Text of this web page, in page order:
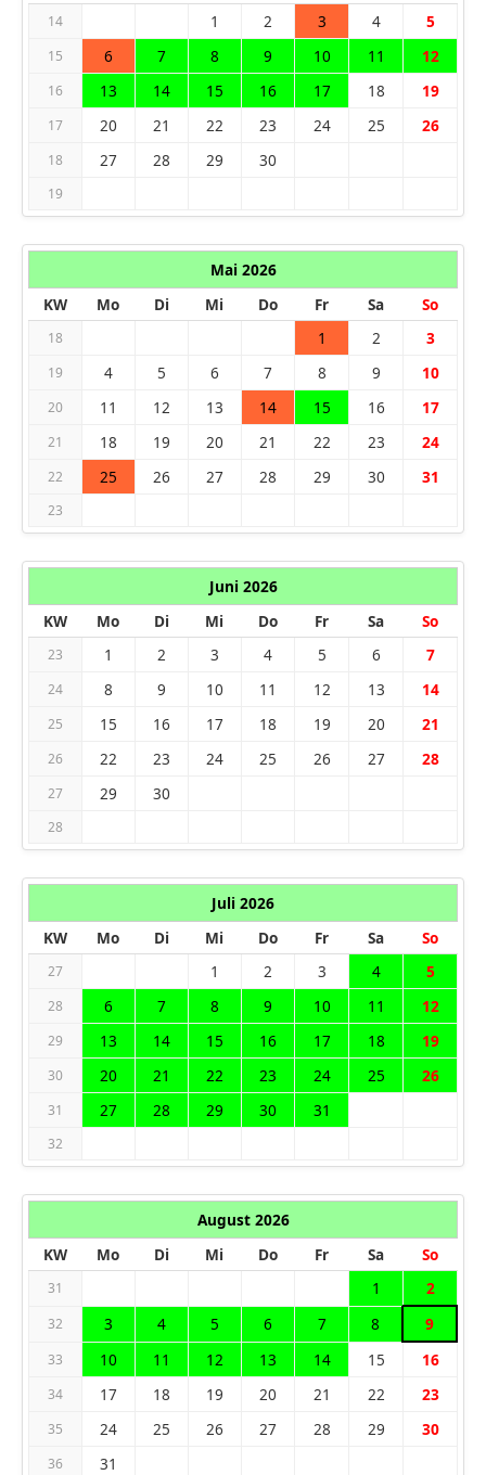
14 1 2 3 4 5
15 6 7 8 9 10 11 12
16 13 14 15 16 17 18 19
17 20 21 22 23 24 25 26
18 27 28 29 30
19
Mai 2026
KW
Mo Di Mi Do Fr Sa So
18 1 2 3
19 4 5 6 7 8 9 10
20 11 12 13 14 15 16 17
21 18 19 20 21 22 23 24
22 25 26 27 28 29 30 31
23
Juni 2026
KW
Mo Di Mi Do Fr Sa So
23 1 2 3 4 5 6 7
24 8 9 10 11 12 13 14
25 15 16 17 18 19 20 21
26 22 23 24 25 26 27 28
27 29 30
28
Juli 2026
KW
Mo Di Mi Do Fr Sa So
27 1 2 3 4 5
28 6 7 8 9 10 11 12
29 13 14 15 16 17 18 19
30 20 21 22 23 24 25 26
31 27 28 29 30 31
32
August 2026
KW
Mo Di Mi Do Fr Sa So
31 1 2
32 3 4 5 6 7 8 9
33 10 11 12 13 14 15 16
34 17 18 19 20 21 22 23
35 24 25 26 27 28 29 30
36 31